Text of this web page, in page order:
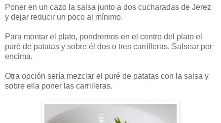
Poner en un cazo la salsa junto a dos cucharadas de Jerez
y dejar reducir un poco al mínimo.
Para montar el plato, pondremos en el centro del plato el
puré de patatas y sobre él dos o tres carrilleras. Salsear por
encima.
Otra opción sería mezclar el puré de patatas con la salsa y
sobre ella poner las carrilleras.